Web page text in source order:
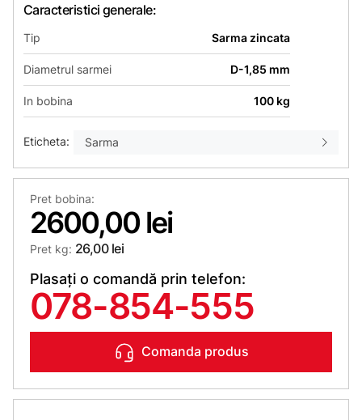
Caracteristici generale:
Tip Sarma zincata
Diametrul sarmei D-1,85 mm
In bobina 100 kg
Eticheta: Sarma
Pret bobina:
2600,00 lei
Pret kg: 26,00 lei
Plasați o comandă prin telefon:
078-854-555
Comanda produs